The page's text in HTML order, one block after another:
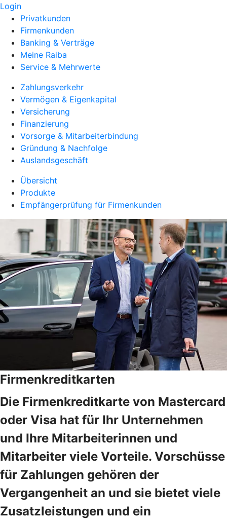
Login
Privatkunden
Firmenkunden
Banking & Verträge
Meine Raiba
Service & Mehrwerte
Zahlungsverkehr
Vermögen & Eigenkapital
Versicherung
Finanzierung
Vorsorge & Mitarbeiterbindung
Gründung & Nachfolge
Auslandsgeschäft
Übersicht
Produkte
Empfängerprüfung für Firmenkunden
Firmenkreditkarten
Die Firmenkreditkarte von Mastercard
oder Visa hat für Ihr Unternehmen
und Ihre Mitarbeiterinnen und
Mitarbeiter viele Vorteile. Vorschüsse
für Zahlungen gehören der
Vergangenheit an und sie bietet viele
Zusatzleistungen und ein